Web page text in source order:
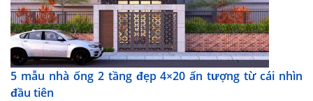
5 mẫu nhà ống 2 tầng đẹp 4×20 ấn tượng từ cái nhìn
đầu tiên